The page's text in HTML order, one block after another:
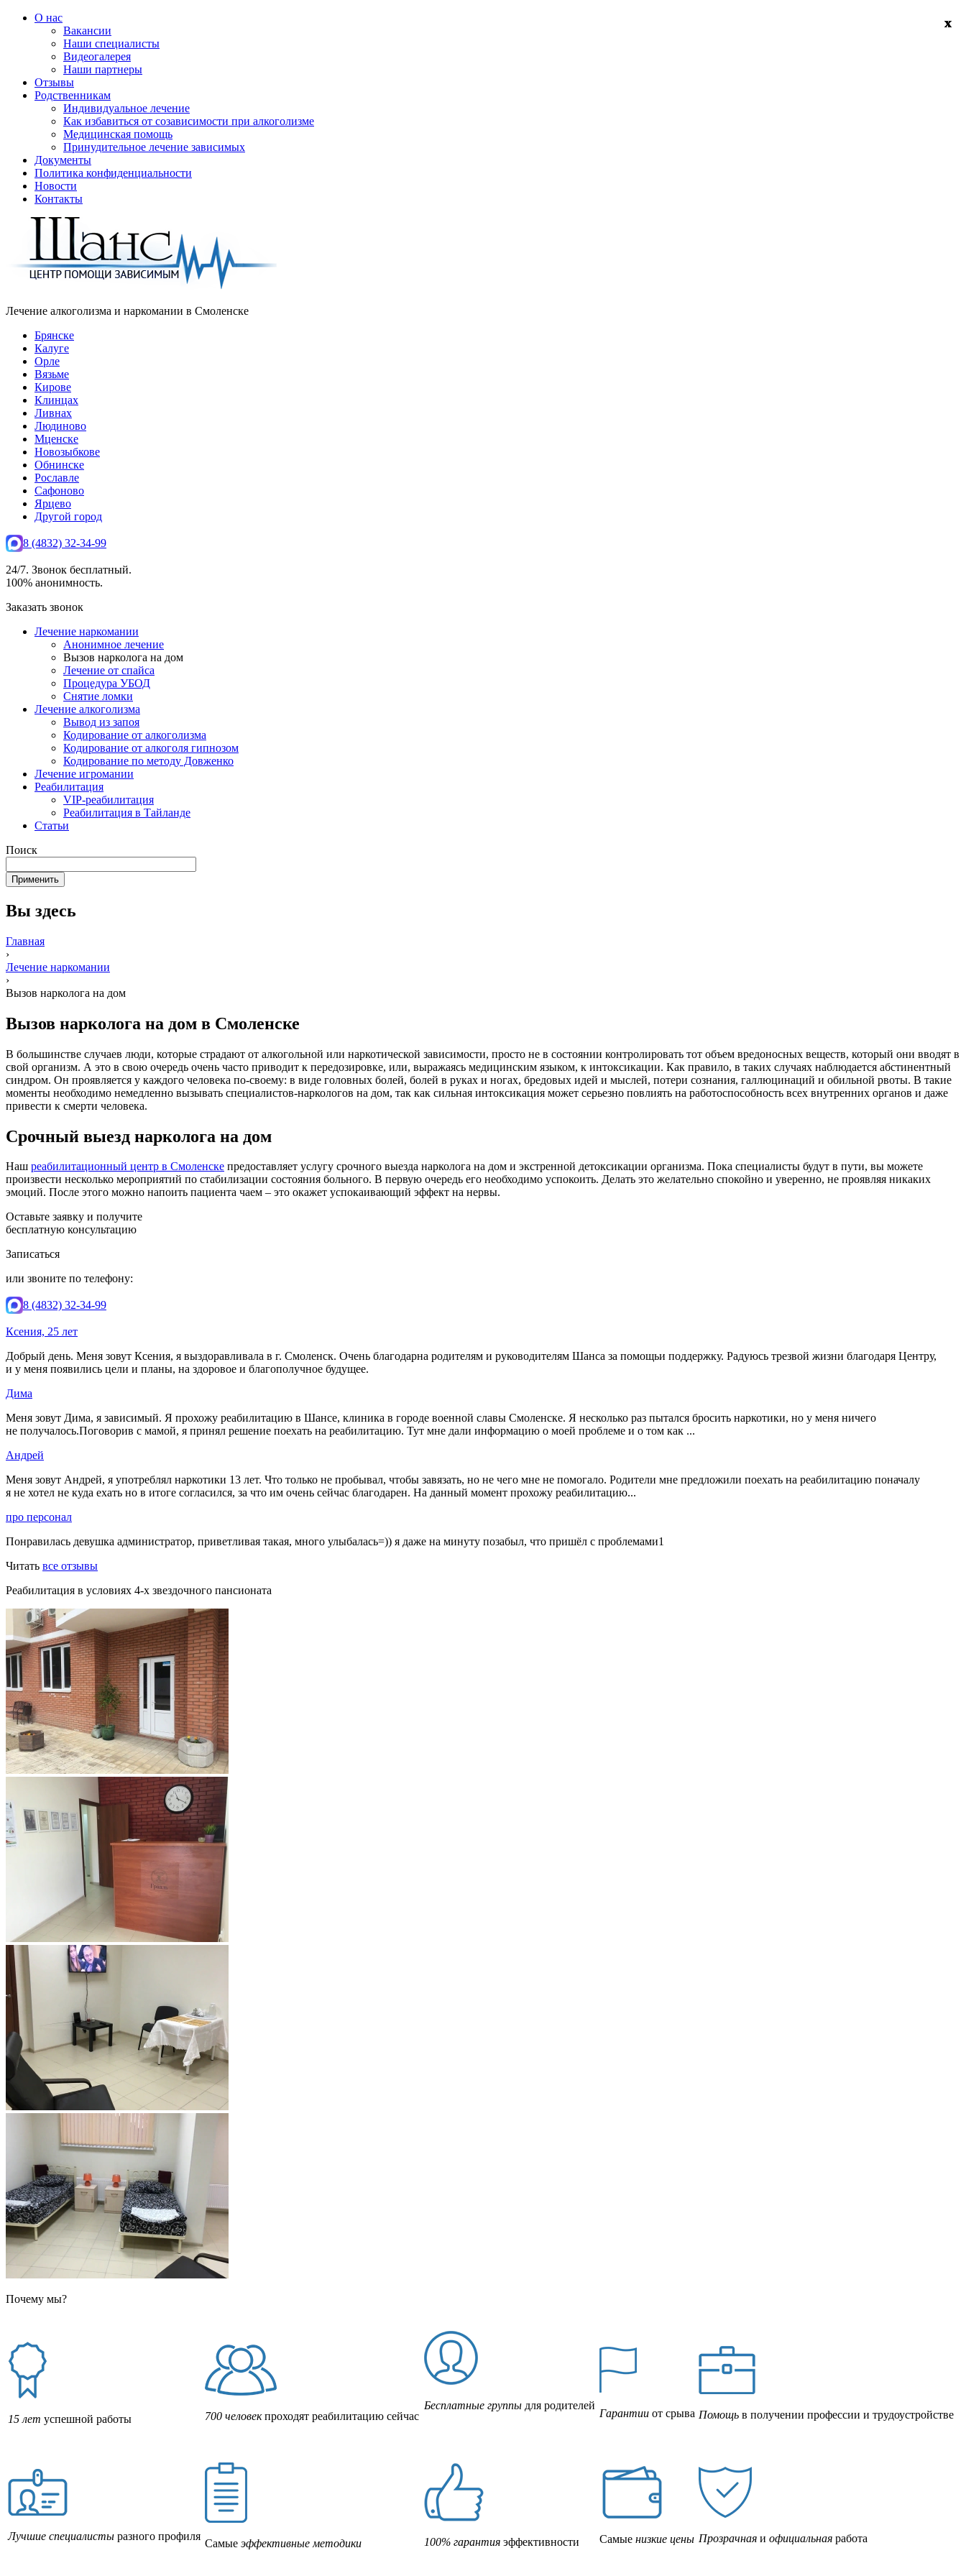
О нас
Вакансии
Наши специалисты
Видеогалерея
Наши партнеры
Отзывы
Родственникам
Индивидуальное лечение
Как избавиться от созависимости при алкоголизме
Медицинская помощь
Принудительное лечение зависимых
Документы
Политика конфиденциальности
Новости
Контакты
Лечение алкоголизма и наркомании в Смоленске
Брянске
Калуге
Орле
Вязьме
Кирове
Клинцах
Ливнах
Людиново
Мценске
Новозыбкове
Обнинске
Рославле
Сафоново
Ярцево
Другой город
8 (4832) 32-34-99
24/7. Звонок бесплатный.
100% анонимность.
Заказать звонок
Лечение наркомании
Анонимное лечение
Вызов нарколога на дом
Лечение от спайса
Процедура УБОД
Снятие ломки
Лечение алкоголизма
Вывод из запоя
Кодирование от алкоголизма
Кодирование от алкоголя гипнозом
Кодирование по методу Довженко
Лечение игромании
Реабилитация
VIP-реабилитация
Реабилитация в Тайланде
Статьи
Поиск
Вы здесь
Главная
›
Лечение наркомании
›
Вызов нарколога на дом
Вызов нарколога на дом в Смоленске
В большинстве случаев люди, которые страдают от алкогольной или наркотической зависимости, просто не в состоянии контролировать тот объем вредоносных веществ, который они вводят в
свой организм. А это в свою очередь очень часто приводит к передозировке, или, выражаясь медицинским языком, к интоксикации. Как правило, в таких случаях наблюдается абстинентный
синдром. Он проявляется у каждого человека по-своему: в виде головных болей, болей в руках и ногах, бредовых идей и мыслей, потери сознания, галлюцинаций и обильной рвоты. В такие
моменты необходимо немедленно вызывать специалистов-наркологов на дом, так как сильная интоксикация может серьезно повлиять на работоспособность всех внутренних органов и даже
привести к смерти человека.
Срочный выезд нарколога на дом
Наш реабилитационный центр в Смоленске предоставляет услугу срочного выезда нарколога на дом и экстренной детоксикации организма. Пока специалисты будут в пути, вы можете
произвести несколько мероприятий по стабилизации состояния больного. В первую очередь его необходимо успокоить. Делать это желательно спокойно и уверенно, не проявляя никаких
эмоций. После этого можно напоить пациента чаем – это окажет успокаивающий эффект на нервы.
Оставьте заявку и получите
бесплатную консультацию
Записаться
или звоните по телефону:
8 (4832) 32-34-99
Ксения, 25 лет
Добрый день. Меня зовут Ксения, я выздоравливала в г. Смоленск. Очень благодарна родителям и руководителям Шанса за помощьи поддержку. Радуюсь трезвой жизни благодаря Центру,
и у меня появились цели и планы, на здоровое и благополучное будущее.
Дима
Меня зовут Дима, я зависимый. Я прохожу реабилитацию в Шансе, клиника в городе военной славы Смоленске. Я несколько раз пытался бросить наркотики, но у меня ничего
не получалось.Поговорив с мамой, я принял решение поехать на реабилитацию. Тут мне дали информацию о моей проблеме и о том как ...
Андрей
Меня зовут Андрей, я употреблял наркотики 13 лет. Что только не пробывал, чтобы завязать, но не чего мне не помогало. Родители мне предложили поехать на реабилитацию поначалу
я не хотел не куда ехать но в итоге согласился, за что им очень сейчас благодарен. На данный момент прохожу реабилитацию...
про персонал
Понравилась девушка администратор, приветливая такая, много улыбалась=)) я даже на минуту позабыл, что пришёл с проблемами1
Читать все отзывы
Реабилитация в условиях 4-х звездочного пансионата
Почему мы?
15 лет успешной работы 700 человекпроходят реабилитацию сейчас
Бесплатные группы для родителей
Гарантии от срыва Помощь в получении профессии и трудоустройстве
Лучшие специалисты разного профиля
Самые эффективные методики 100% гарантия эффективности Самые низкие цены Прозрачная и официальная работа